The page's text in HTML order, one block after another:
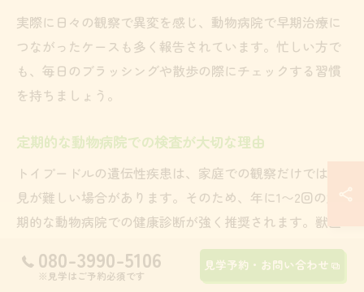
実際に日々の観察で異変を感じ、動物病院で早期治療に
つながったケースも多く報告されています。忙しい方で
も、毎日のブラッシングや散歩の際にチェックする習慣
を持ちましょう。
定期的な動物病院での検査が大切な理由
トイプードルの遺伝性疾患は、家庭での観察だけでは発
見が難しい場合があります。そのため、年に1〜2回の定
期的な動物病院での健康診断が強く推奨されます。獣医
師による専門的な検査は、膝蓋骨脱臼や進行性網膜萎縮
症の早期発見・治療に直結します。
080-3990-5106
※見学はご予約必須です
見学予約・お問い合わせ